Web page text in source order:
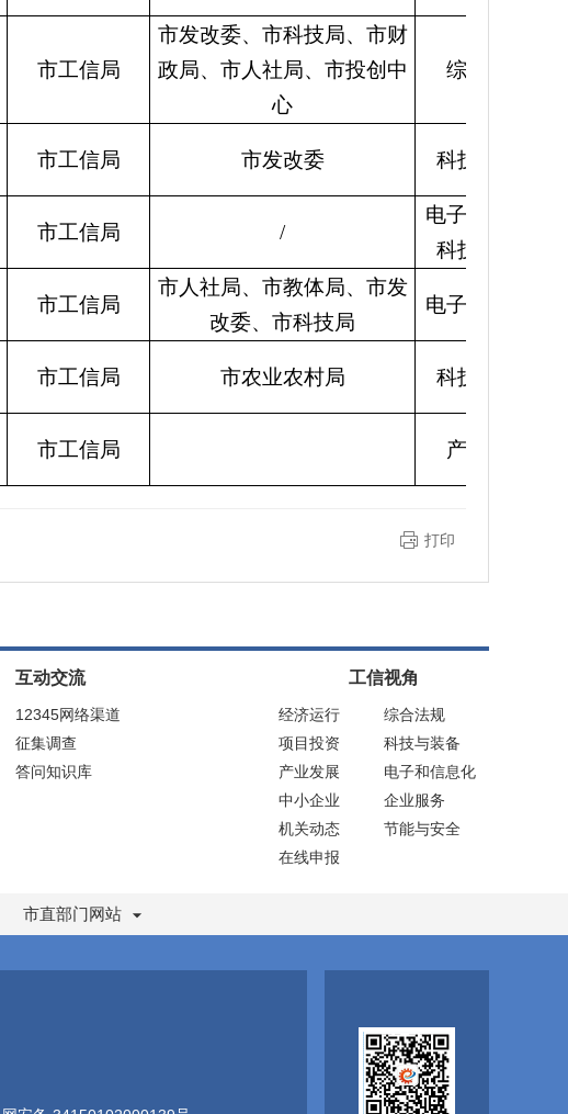
市工信局
市发改委、市科技局、市财
政局、市人社局、市投创中
心
综合法规科
市工信局 市发改委 科技与装备科
市工信局 /
电子和信息化
科技与装备科
市工信局
市人社局、市教体局、市发
改委、市科技局
电子和信息化
市工信局 市农业农村局 科技与装备科
市工信局 产业发展科
打印
互动交流
12345网络渠道
征集调查
答问知识库
工信视角
经济运行
综合法规
项目投资
科技与装备
产业发展
电子和信息化
中小企业
企业服务
机关动态
节能与安全
在线申报
市直部门网站